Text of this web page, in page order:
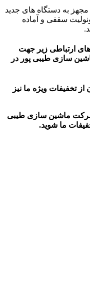
مجهز به دستگاه های جدید
سقفی و آماده
ارتباطی زیر جهت
سازی طیبی پور در
تخفیفات ویژه ما نیز
شرکت ماشین سازی طیبی
ما شوید.